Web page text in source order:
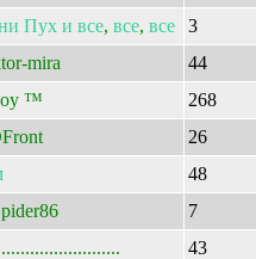
Пух и все, все, все 3
mira 44
™ 268
26
48
7
43